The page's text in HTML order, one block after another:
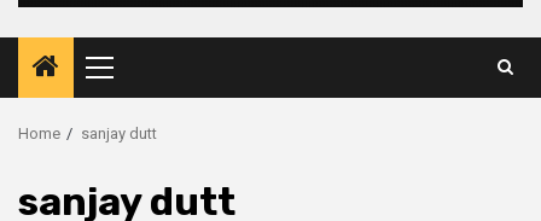
Primary
Menu
Home sanjay dutt
sanjay dutt